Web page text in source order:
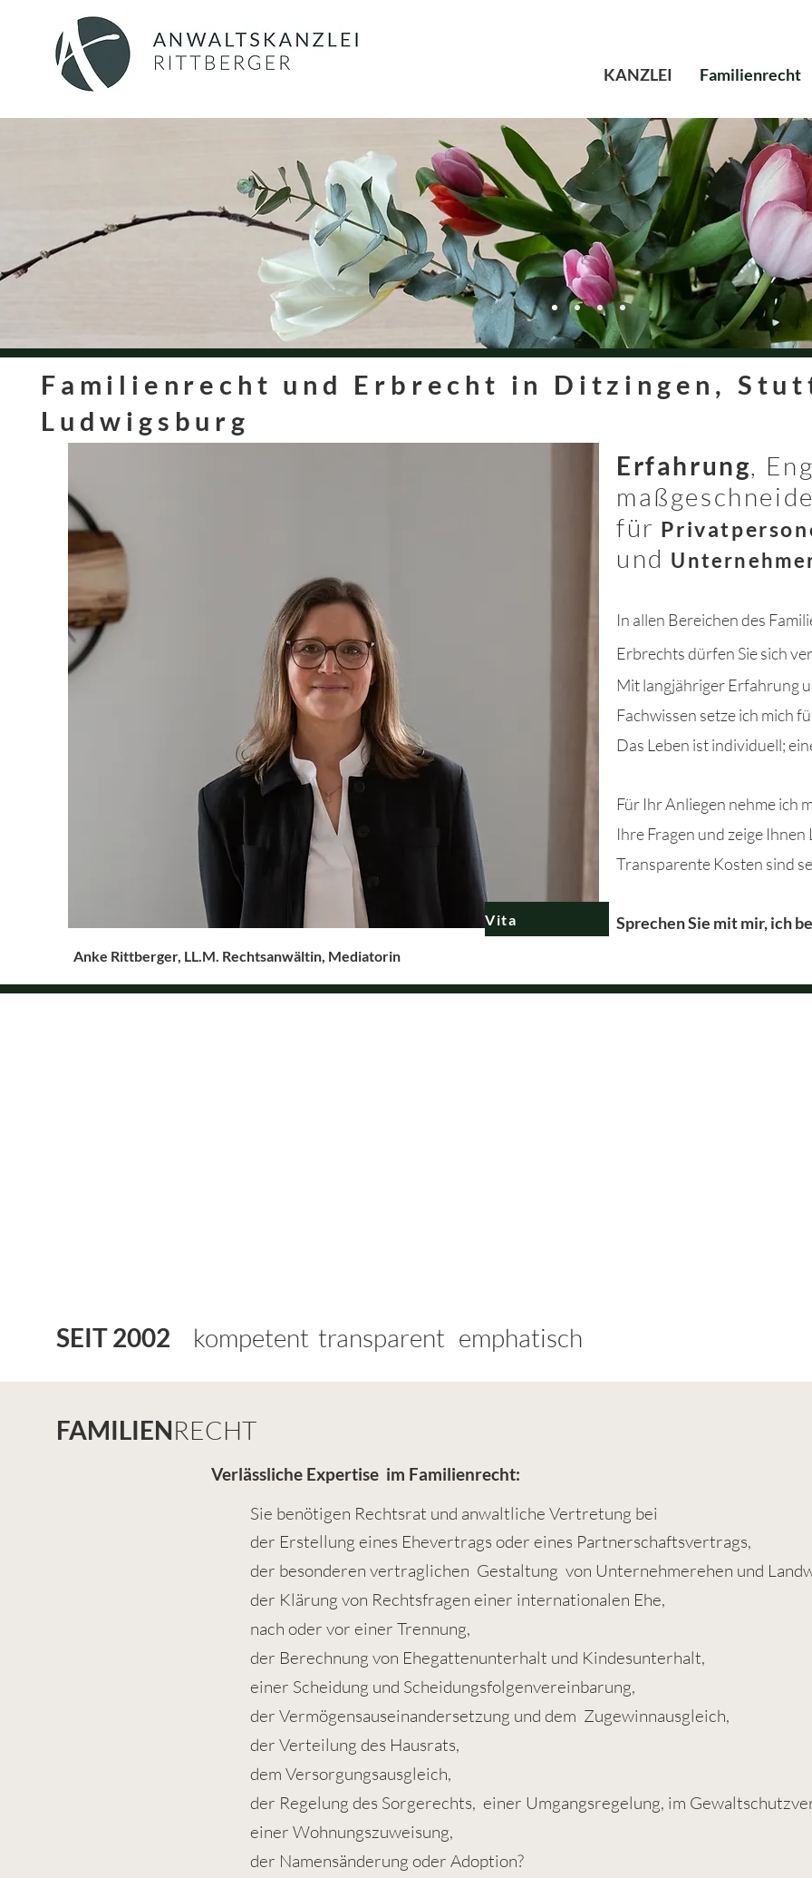
KANZLEI Familienrecht
Vita
Anke Rittberger, LL.M. Rechtsanwältin, Mediatorin
Erfahrung,
für
und
In allen Bereichen des
Erbrechts dürfen Sie sich
Mit langjähriger Erfahrung
Fachwissen setze ich mich
Das Leben ist individuell;
Für Ihr Anliegen nehme ich
Ihre Fragen und zeige Ihnen
Transparente Kosten sind
Sprechen Sie mit mir, ich
Familienrecht und Erbrecht in Ditzingen,
Ludwigsburg
SEIT 2002 kompetent transparent emphatisch
FAMILIENRECHT
Verlässliche Expertise im Familienrecht:
Sie benötigen Rechtsrat und anwaltliche Vertretung bei
der Erstellung eines Ehevertrags oder eines Partnerschaftsvertrags,
der besonderen vertraglichen Gestaltung von Unternehmerehen und
der Klärung von Rechtsfragen einer internationalen Ehe,
nach oder vor einer Trennung,
der Berechnung von Ehegattenunterhalt und Kindesunterhalt,
einer Scheidung und Scheidungsfolgenvereinbarung,
der Vermögensauseinandersetzung und dem Zugewinnausgleich,
der Verteilung des Hausrats,
dem Versorgungsausgleich,
der Regelung des Sorgerechts, einer Umgangsregelung, im Gewaltsc
einer Wohnungszuweisung,
der Namensänderung oder Adoption?